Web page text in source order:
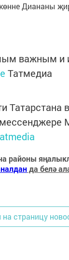
Диананы
важным и
Татмедиа
Татарстана в
районы
да белә
на страницу